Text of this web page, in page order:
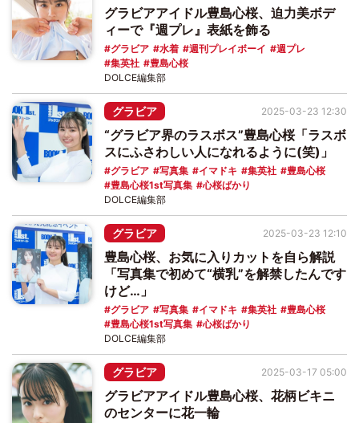
グラビアアイドル豊島心桜、迫力美ボデ
ィーで『週プレ』表紙を飾る
グラビア 水着 週刊プレイボーイ
週プレ
集英社
豊島心桜
DOLCE編集部
グラビア
“グラビア界のラスボス”豊島心桜「ラスボ
スにふさわしい人になれるように(笑)」
グラビア 写真集 イマドキ 集英社
豊島心桜
豊島心桜1st写真集
心桜ばかり
2025-03-23 12:30
DOLCE編集部
グラビア
豊島心桜、お気に入りカットを自ら解説
「写真集で初めて“横乳”を解禁したんです
けど…」
グラビア 写真集 イマドキ 集英社
豊島心桜
豊島心桜1st写真集
心桜ばかり
2025-03-23 12:10
DOLCE編集部
グラビア
グラビアアイドル豊島心桜、花柄ビキニ
のセンターに花一輪
2025-03-17 05:00